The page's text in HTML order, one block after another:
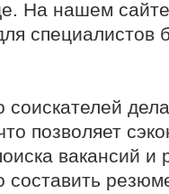
На нашем
специалистов
позволяет
вакансий
составить